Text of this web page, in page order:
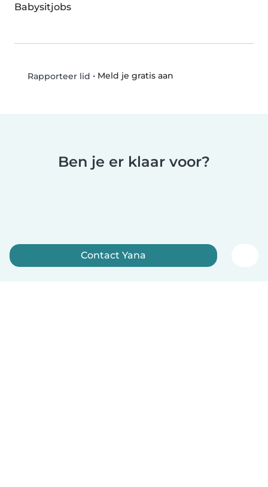
Babysitjobs
Rapporteer lid • Meld je gratis aan
Ben je er klaar voor?
Contact Yana